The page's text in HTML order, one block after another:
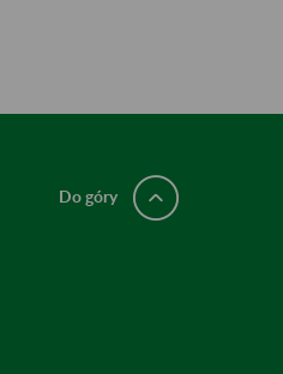
Do góry